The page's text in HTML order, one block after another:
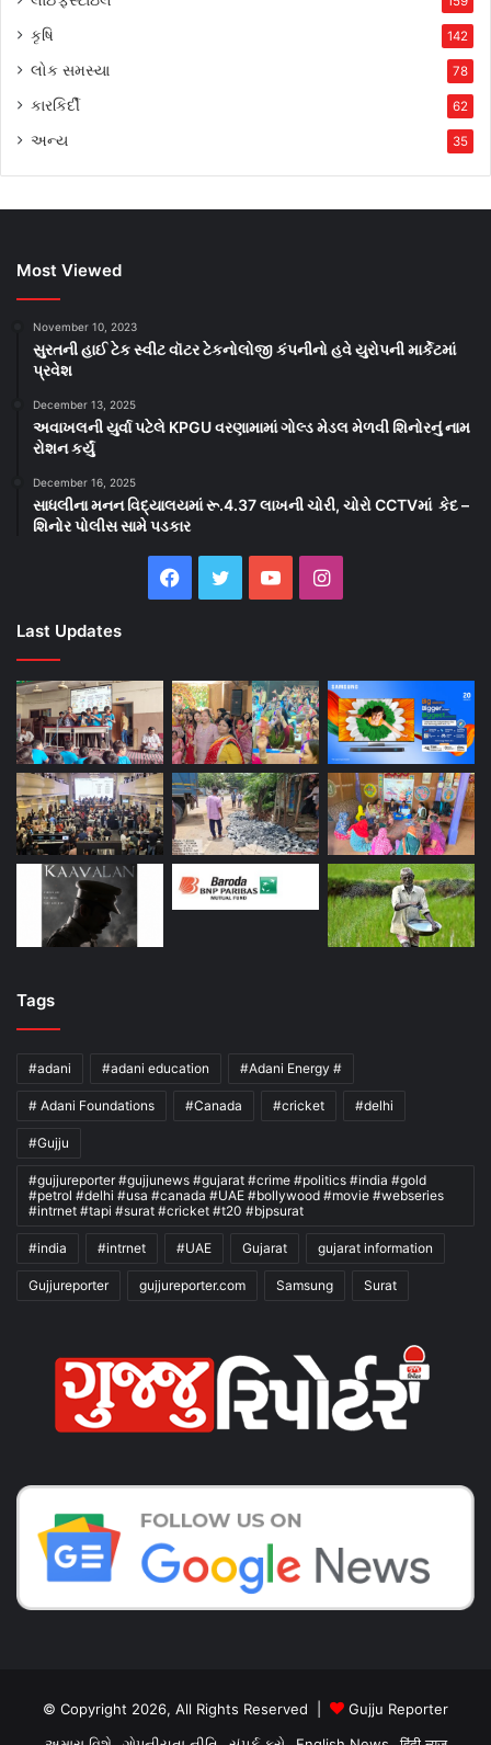
કૃષિ 142
લોક સમસ્યા 78
કારકિર્દી 62
અન્ય 35
Most Viewed
November 10, 2023
સુરતની હાઈ ટેક સ્વીટ વૉટર ટેકનોલોજી કંપનીનો હવે યુરોપની માર્કેટમાં
પ્રવેશ
December 13, 2025
અવાખલની યુર્વા પટેલે KPGU વરણામામાં ગોલ્ડ મેડલ મેળવી શિનોરનું નામ
રોશન કર્યું
December 16, 2025
સાધલીના મનન વિદ્યાલયમાં રૂ.4.37 લાખની ચોરી, ચોરો CCTVમાં કેદ –
શિનોર પોલીસ સામે પડકાર
Facebook
Twitter YouTubeInstagram
Last Updates
Tags
#adani #adani education #Adani Energy #
# Adani Foundations #Canada #cricket #delhi
#Gujju
#gujjureporter #gujjunews #gujarat #crime #politics #india #gold
#petrol #delhi #usa #canada #UAE #bollywood #movie #webseries
#intrnet #tapi #surat #cricket #t20 #bjpsurat
#india #intrnet #UAE Gujarat gujarat information
Gujjureporter gujjureporter.com Samsung Surat
© Copyright 2026, All Rights Reserved |
Gujju Reporter